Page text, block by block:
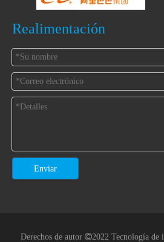
Realimentación
Enviar
Derechos de autor 2022 Tecnología de